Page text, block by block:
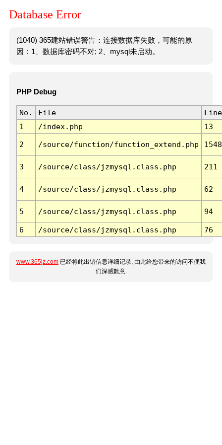
Database Error
(1040) 365建站错误警告：连接数据库失败，可能的原
因：1、数据库密码不对; 2、mysql未启动。
PHP Debug
No. File
Line
1
/index.php 13
2 /source/function/function_extend.php 1548
3 /source/class/jzmysql.class.php 211
4 /source/class/jzmysql.class.php 62
5 /source/class/jzmysql.class.php 94
6 /source/class/jzmysql.class.php 76
www.365jz.com 已经将此出错信息详细记录, 由此给您带来的访问不便我
们深感歉意.